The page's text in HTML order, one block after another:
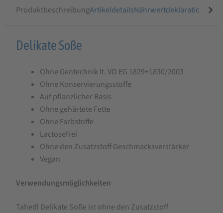
ProduktbeschreibungArtikeldetailsNährwertdeklaration
Produktbeschreibung
Tahedl
Delikate
Soße
450
Delikate Soße
Ohne Gentechnik lt. VO EG 1829+1830/2003
Ohne Konservierungsstoffe
Auf pflanzlicher Basis
Ohne gehärtete Fette
Ohne Farbstoffe
Lactosefrei
Ohne den Zusatzstoff Geschmacksverstärker
Vegan
Verwendungsmöglichkeiten
Tahedl Delikate Soße ist ohne den Zusatzstoff